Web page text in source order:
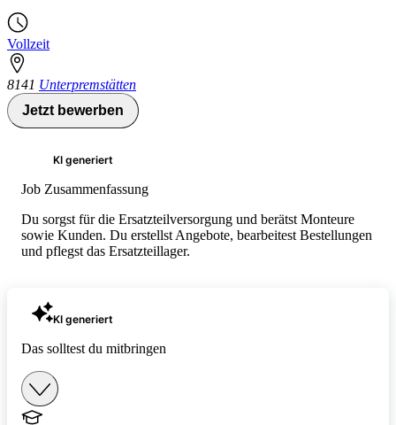
Vollzeit
8141 Unterpremstätten
Jetzt bewerben
KI generiert
Job Zusammenfassung
Du sorgst für die Ersatzteilversorgung und berätst Monteure
sowie Kunden. Du erstellst Angebote, bearbeitest Bestellungen
und pflegst das Ersatzteillager.
KI generiert
Das solltest du mitbringen